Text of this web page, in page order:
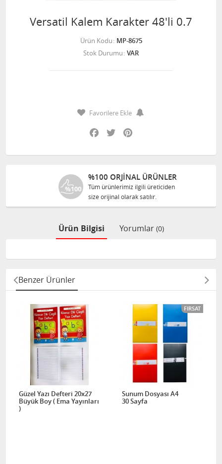
Versatil Kalem Karakter 48'li 0.7
Ürün Kodu MP-8675
Stok Durumu VAR
Favorilere Ekle
Facebook
Twitter
%100 ORJINAL ÜRÜNLER
Tüm ürünlerimiz ilgili üreticiden
size orijinal olarak satılır.
Ürün Bilgisi Yorumlar (0)
Benzer Ürünler
Güzel Yazı Defteri 20x27
Büyük Boy ( Ema Yayınları
)
FIRSAT
Sunum Dosyası A4
30 Sayfa